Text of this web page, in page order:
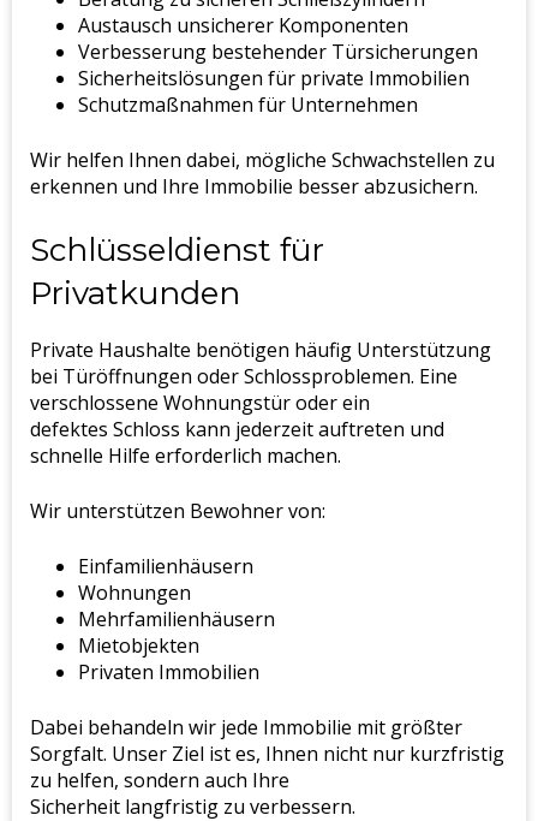
Austausch unsicherer Komponenten
Verbesserung bestehender Türsicherungen
Sicherheitslösungen für private Immobilien
Schutzmaßnahmen für Unternehmen
Wir helfen Ihnen dabei, mögliche Schwachstellen zu
erkennen und Ihre Immobilie besser abzusichern.
Schlüsseldienst für
Privatkunden
Private Haushalte benötigen häufig Unterstützung
bei Türöffnungen oder Schlossproblemen. Eine
verschlossene Wohnungstür oder ein
defektes Schloss kann jederzeit auftreten und
schnelle Hilfe erforderlich machen.
Wir unterstützen Bewohner von:
Einfamilienhäusern
Wohnungen
Mehrfamilienhäusern
Mietobjekten
Privaten Immobilien
Dabei behandeln wir jede Immobilie mit größter
Sorgfalt. Unser Ziel ist es, Ihnen nicht nur kurzfristig
zu helfen, sondern auch Ihre
Sicherheit langfristig zu verbessern.